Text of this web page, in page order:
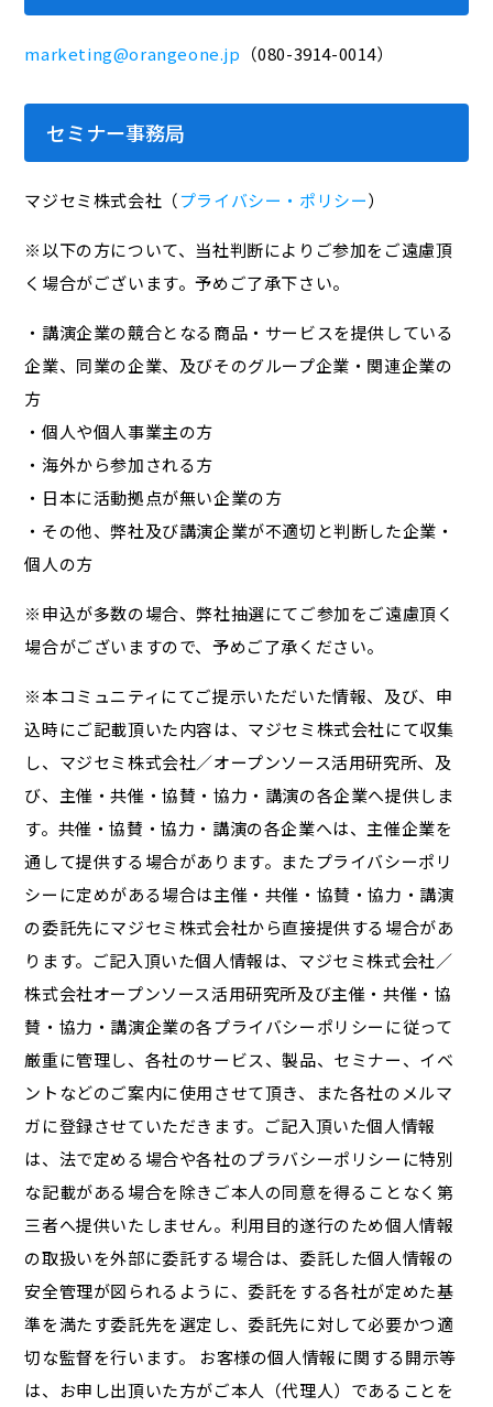
marketing@orangeone.jp （080-3914-0014）
セミナー事務局
マジセミ株式会社（プライバシー・ポリシー）
※以下の方について、当社判断によりご参加をご遠慮頂
く場合がございます。予めご了承下さい。
・講演企業の競合となる商品・サービスを提供している
企業、同業の企業、及びそのグループ企業・関連企業の
方
・個人や個人事業主の方
・海外から参加される方
・日本に活動拠点が無い企業の方
・その他、弊社及び講演企業が不適切と判断した企業・
個人の方
※申込が多数の場合、弊社抽選にてご参加をご遠慮頂く
場合がございますので、予めご了承ください。
※本コミュニティにてご提示いただいた情報、及び、申
込時にご記載頂いた内容は、マジセミ株式会社にて収集
し、マジセミ株式会社／オープンソース活用研究所、及
び、主催・共催・協賛・協力・講演の各企業へ提供しま
す。共催・協賛・協力・講演の各企業へは、主催企業を
通して提供する場合があります。またプライバシーポリ
シーに定めがある場合は主催・共催・協賛・協力・講演
の委託先にマジセミ株式会社から直接提供する場合があ
ります。ご記入頂いた個人情報は、マジセミ株式会社／
株式会社オープンソース活用研究所及び主催・共催・協
賛・協力・講演企業の各プライバシーポリシーに従って
厳重に管理し、各社のサービス、製品、セミナー、イベ
ントなどのご案内に使用させて頂き、また各社のメルマ
ガに登録させていただきます。ご記入頂いた個人情報
は、法で定める場合や各社のプラバシーポリシーに特別
な記載がある場合を除きご本人の同意を得ることなく第
三者へ提供いたしません。利用目的遂行のため個人情報
の取扱いを外部に委託する場合は、委託した個人情報の
安全管理が図られるように、委託をする各社が定めた基
準を満たす委託先を選定し、委託先に対して必要かつ適
切な監督を行います。 お客様の個人情報に関する開示等
は、お申し出頂いた方がご本人（代理人）であることを